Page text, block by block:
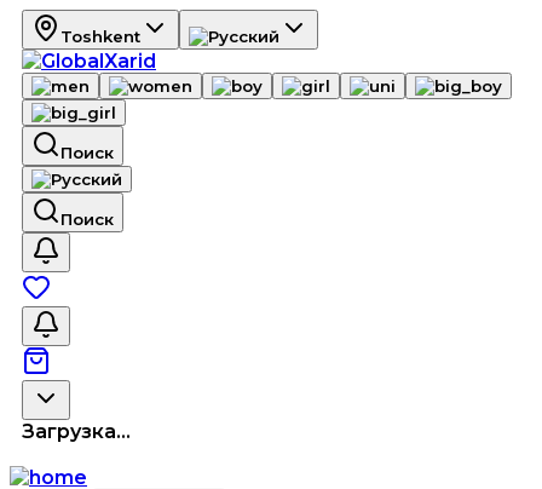
Toshkent
Поиск
Поиск
Загрузка...